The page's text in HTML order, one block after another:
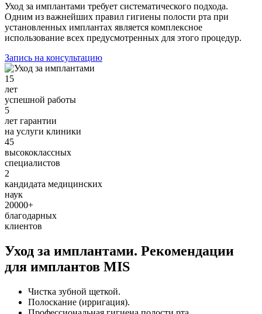
Уход за имплантами требует систематического подхода.
Одним из важнейших правил гигиены полости рта при
установленных имплантах является комплексное
использование всех предусмотренных для этого процедур.
Запись на консультацию
15
лет
успешной работы
5
лет гарантии
на услуги клиники
45
высококлассных
специалистов
2
кандидата медицинских
наук
20000+
благодарных
клиентов
Уход за имплантами. Рекомендации
для имплантов MIS
Чистка зубной щеткой.
Полоскание (ирригация).